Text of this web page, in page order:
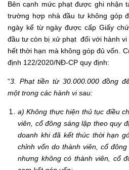
Bên cạnh mức phạt được ghi nhận
trường hợp nhà đầu tư không góp
ngày kể từ ngày được cấp Giấy
đầu tư còn bị xử phạt đối với hành vi
hết thời hạn mà không góp đủ vốn.
định 122/2020/NĐ-CP quy định:
“3. Phạt tiền từ 30.000.000 đồng
một trong các hành vi sau:
a) Không thực hiện thủ tục điều
viên, cổ đông sáng lập theo quy
doanh khi đã kết thúc thời hạn
chỉnh vốn do thành viên, cổ
nhưng không có thành viên, cổ